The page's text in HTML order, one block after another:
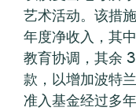
艺术活动。该措
年度净收入，其
教育协调，其余
款，以增加波特
准入基金经过多